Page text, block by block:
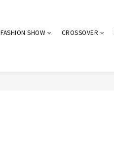
FASHION SHOW CROSSOVER